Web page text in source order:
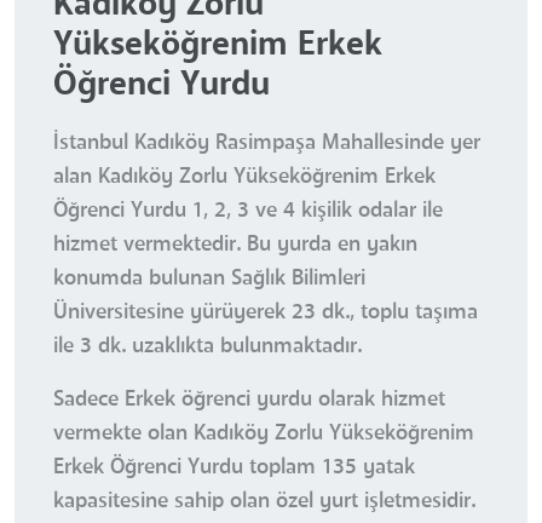
Yükseköğrenim Erkek
Öğrenci Yurdu
İstanbul Kadıköy Rasimpaşa Mahallesinde yer
alan Kadıköy Zorlu Yükseköğrenim Erkek
Öğrenci Yurdu 1, 2, 3 ve 4 kişilik odalar ile
hizmet vermektedir. Bu yurda en yakın
konumda bulunan Sağlık Bilimleri
Üniversitesine yürüyerek 23 dk., toplu taşıma
ile 3 dk. uzaklıkta bulunmaktadır.
Sadece Erkek öğrenci yurdu olarak hizmet
vermekte olan Kadıköy Zorlu Yükseköğrenim
Erkek Öğrenci Yurdu toplam 135 yatak
kapasitesine sahip olan özel yurt işletmesidir.